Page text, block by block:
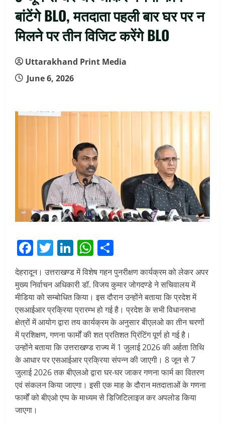
बांटेंगे BLO, मतदाता पहली बार घर पर न
मिलने पर तीन विजिट करेंगे BLO
Uttarakhand Print Media
June 6, 2026
Facebook
Twitter
LinkedIn
WhatsApp
देहरादून। उत्तराखण्ड में विशेष गहन पुनरीक्षण कार्यक्रम को लेकर अपर
मुख्य निर्वाचन अधिकारी डॉ. विजय कुमार जोगदण्डे ने सचिवालय में
मीडिया को सम्बोधित किया। इस दौरान उन्होंने बताया कि प्रदेश में
एसआईआर प्रक्रिया प्रारम्भ हो गई है। प्रदेश के सभी विधानसभा
क्षेत्रों में आयोग द्वारा तय कार्यक्रम के अनुसार बीएलओ का तीन चरणों
में प्रशिक्षण, गणना फार्मों की शत प्रतिशत प्रिंटिंग पूर्ण हो गई है।
उन्होंने बताया कि उत्तराखण्ड राज्य में 1 जुलाई 2026 की अर्हता तिथि
के आधार पर एसआईआर प्रक्रिया संपन्न की जाएगी। 8 जून से 7
जुलाई 2026 तक बीएलओ द्वारा घर-घर जाकर गणना फार्म का वितरण
एवं संकलन किया जाएगा। इसी एक माह के दौरान मतदाताओं के गणना
फार्मों को बीएओ एप्प के माध्यम से डिजिटिलाइज कर अपलोड किया
जाएगा।